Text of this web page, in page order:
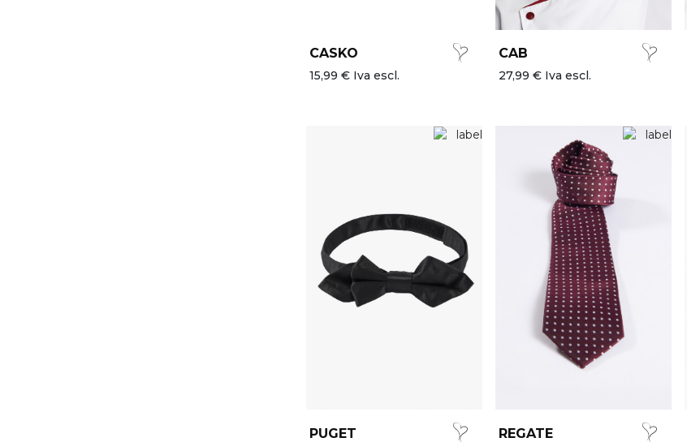
CASKO
15,99 € Iva escl.
CAB
27,99 € Iva escl.
PUGET REGATE